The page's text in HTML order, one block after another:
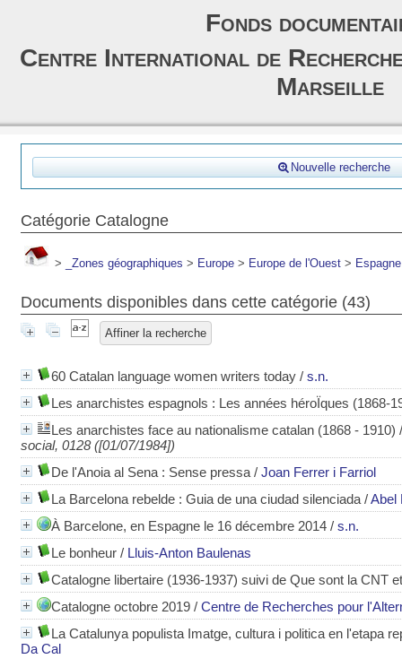
Nouvelle recherche
Catégorie Catalogne
> _Zones géographiques > Europe > Europe de l'Ouest > Espagne
Documents disponibles dans cette catégorie (43)
Affiner la recherche
60 Catalan language women writers today / s.n.
Les anarchistes espagnols : Les années héroÏques (1868-
Les anarchistes face au nationalisme catalan (1868 - 1910) /
social, 0128 ([01/07/1984])
De l'Anoia al Sena : Sense pressa / Joan Ferrer i Farriol
La Barcelona rebelde : Guia de una ciudad silenciada /Abel
À Barcelone, en Espagne le 16 décembre 2014 / s.n.
Le bonheur / Lluis-Anton Baulenas
Catalogne libertaire (1936-1937) suivi de Que sont la CNT
Catalogne octobre 2019 / Centre de Recherches pour
La Catalunya populista Imatge, cultura i politica en l'etapa
Da Cal
Fonds
Centre International de
Marseille